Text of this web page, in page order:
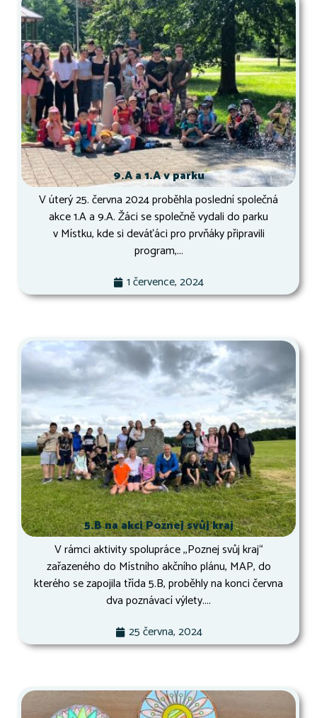
9.A a 1.A v parku
V úterý 25. června 2024 proběhla poslední společná
akce 1.A a 9.A. Žáci se společně vydali do parku
v Místku, kde si deváťáci pro prvňáky připravili
program,...
1 července, 2024
5.B na akci Poznej svůj kraj
V rámci aktivity spolupráce ,,Poznej svůj kraj“
zařazeného do Místního akčního plánu, MAP, do
kterého se zapojila třída 5.B, proběhly na konci června
dva poznávací výlety....
25 června, 2024